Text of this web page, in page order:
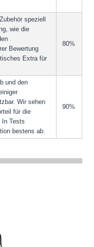
speziell
wie die
Bewertung
Extra für
80%
und den
Wir sehen
für die
In Tests
bestens ab.
90%